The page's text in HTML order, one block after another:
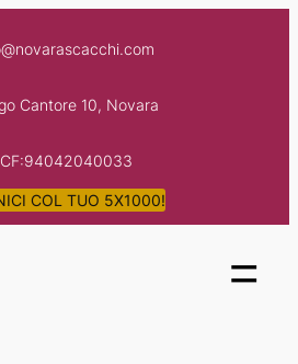
Cantore 10, Novara
CF:94042040033
COL TUO 5X1000!
=